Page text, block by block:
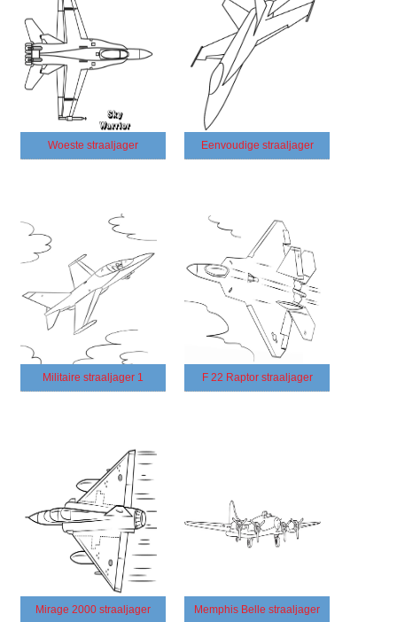
Woeste straaljager Eenvoudige straaljager
Militaire straaljager 1 F 22 Raptor straaljager
Mirage 2000 straaljager Memphis Belle straaljager